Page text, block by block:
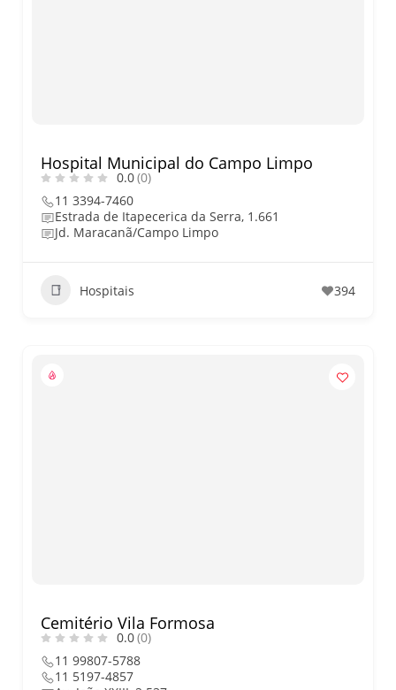
Hospital Municipal do Campo Limpo
0.0(0)
11 3394-7460
Estrada de Itapecerica da Serra, 1.661
Jd. Maracanã/Campo Limpo
Hospitais 394
Cemitério Vila Formosa
0.0(0)
11 99807-5788
11 5197-4857